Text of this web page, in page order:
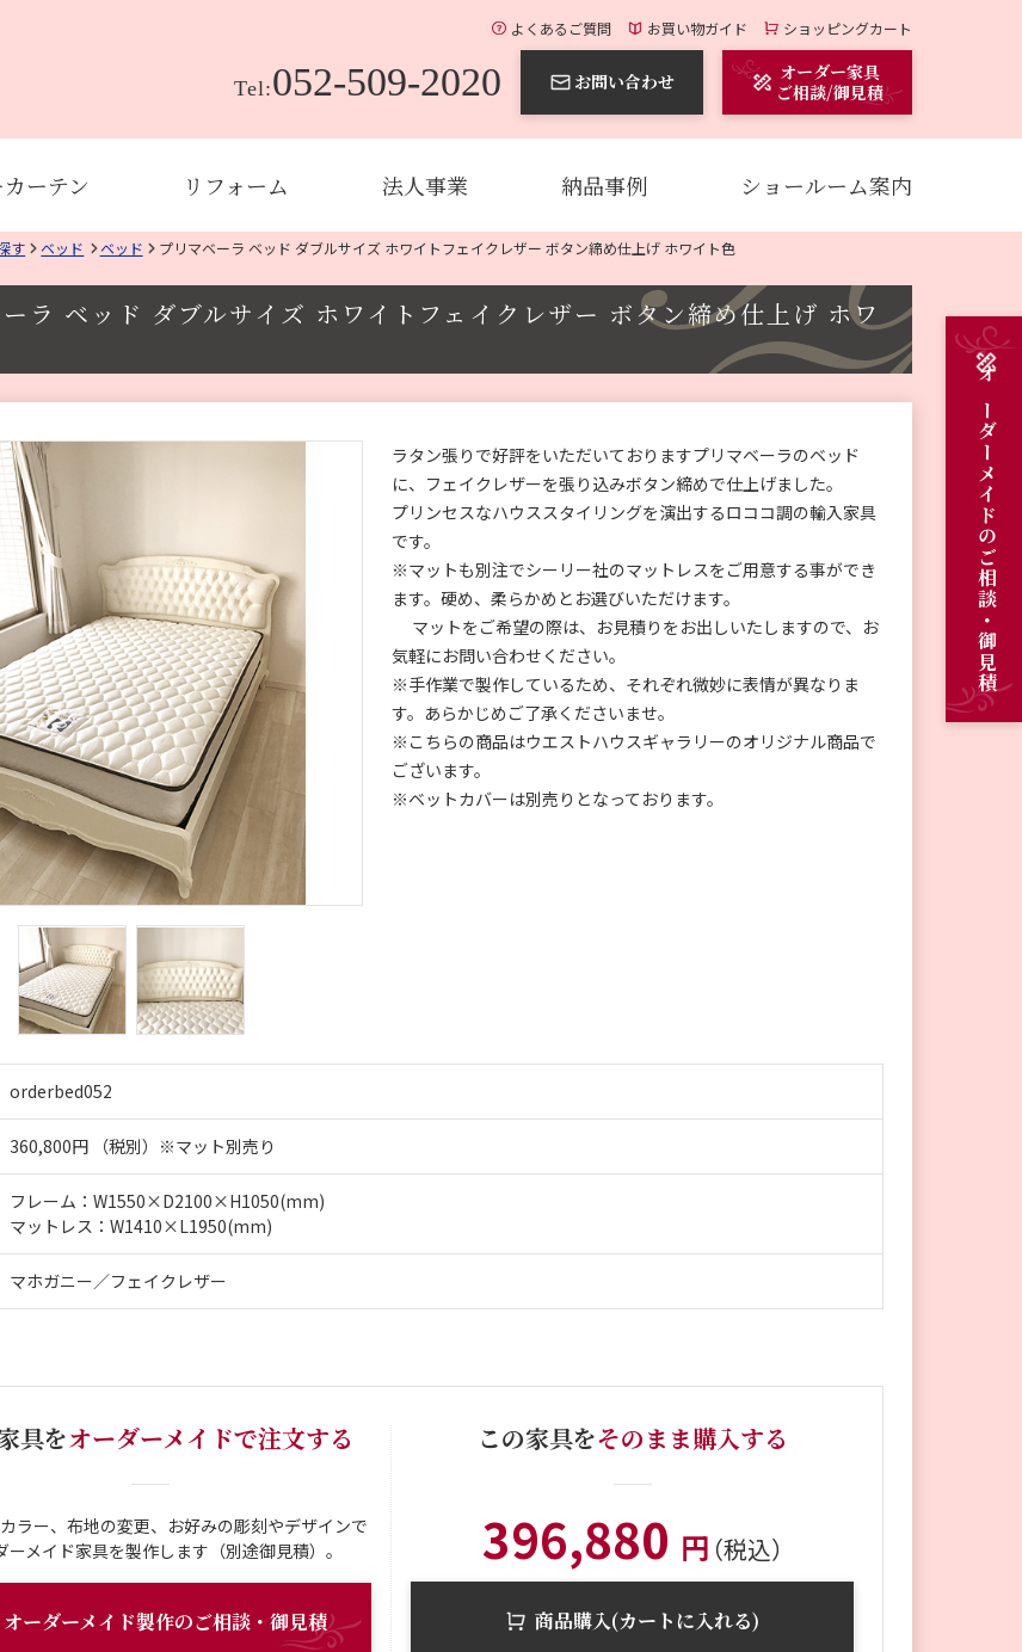
よくあるご質問 お買い物ガイド ショッピングカート
Tel:052-509-2020 お問い合わせ
オーダー家具
ご相談/御見積
ーテン リフォーム 法人事業 納品事例 ショールーム案内
オーダーメイドのご相談・御見積
す ベッド ベッド プリマベーラ ベッド ダブルサイズ ホワイトフェイクレザー ボタン締め仕上げ ホワイト色
ラ ベッド ダブルサイズ ホワイトフェイクレザー ボタン締め仕上げ ホワ
ラタン張りで好評をいただいておりますプリマベーラのベッド
に、フェイクレザーを張り込みボタン締めで仕上げました。
プリンセスなハウススタイリングを演出するロココ調の輸入家具
です。
※マットも別注でシーリー社のマットレスをご用意する事ができ
ます。硬め、柔らかめとお選びいただけます。
マットをご希望の際は、お見積りをお出しいたしますので、お
気軽にお問い合わせください。
※手作業で製作しているため、それぞれ微妙に表情が異なりま
す。あらかじめご了承くださいませ。
※こちらの商品はウエストハウスギャラリーのオリジナル商品で
ございます。
※ベットカバーは別売りとなっております。
orderbed052
360,800円 （税別）※マット別売り
フレーム：W1550×D2100×H1050(mm)
マットレス：W1410×L1950(mm)
マホガニー／フェイクレザー
具をオーダーメイドで注文する
ラー、布地の変更、お好みの彫刻やデザインで
ーメイド家具を製作します（別途御見積）。
オーダーメイド製作のご相談・御見積
この家具をそのまま購入する
396,880 円（税込）
商品購入(カートに入れる)